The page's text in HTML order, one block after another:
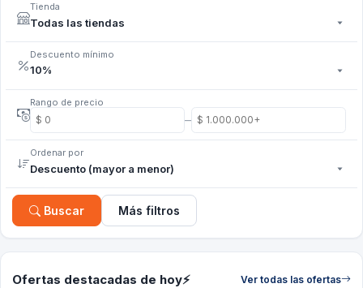
Tienda
Descuento mínimo
Rango de precio
–
Ordenar por
Buscar Más filtros
Ofertas destacadas de hoy⚡ Ver todas las ofertas